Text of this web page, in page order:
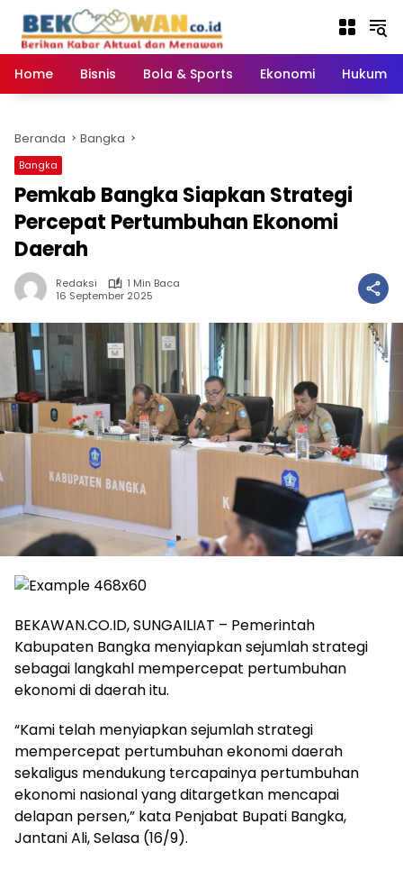
konten
Home
Bisnis Bola & Sports Ekonomi Hukum
Beranda Bangka
Bangka
Pemkab Bangka Siapkan Strategi
Percepat Pertumbuhan Ekonomi
Daerah
Redaksi
1 Min Baca
16 September 2025
BEKAWAN.CO.ID, SUNGAILIAT – Pemerintah
Kabupaten Bangka menyiapkan sejumlah strategi
sebagai langkahl mempercepat pertumbuhan
ekonomi di daerah itu.
“Kami telah menyiapkan sejumlah strategi
mempercepat pertumbuhan ekonomi daerah
sekaligus mendukung tercapainya pertumbuhan
ekonomi nasional yang ditargetkan mencapai
delapan persen,” kata Penjabat Bupati Bangka,
Jantani Ali, Selasa (16/9).